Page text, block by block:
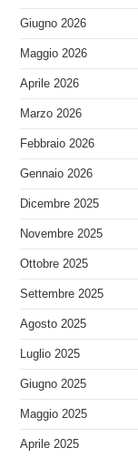
Giugno 2026
Maggio 2026
Aprile 2026
Marzo 2026
Febbraio 2026
Gennaio 2026
Dicembre 2025
Novembre 2025
Ottobre 2025
Settembre 2025
Agosto 2025
Luglio 2025
Giugno 2025
Maggio 2025
Aprile 2025